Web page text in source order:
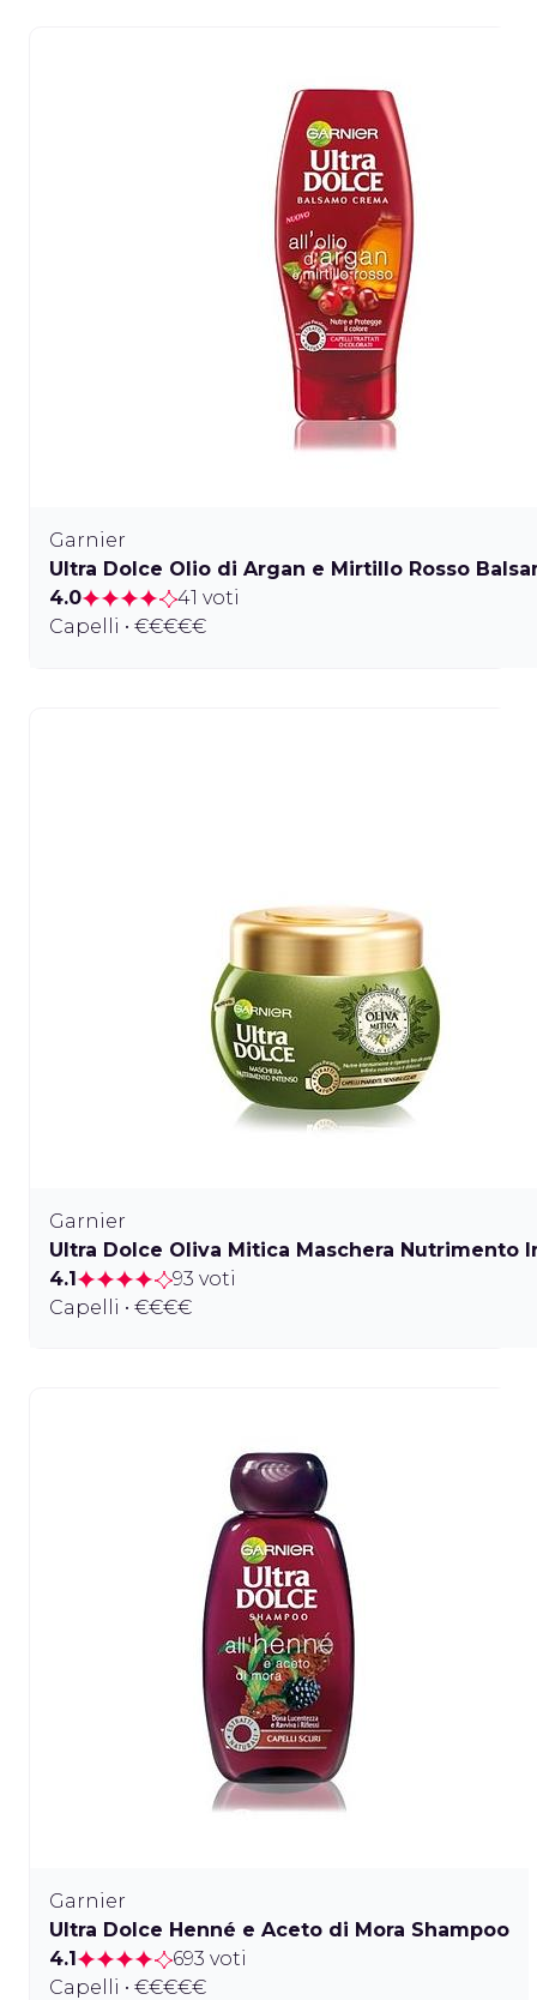
Garnier
Ultra Dolce Olio di Argan e Mirtillo Rosso
4.0
41 voti
Capelli • €€€€€
Garnier
Ultra Dolce Oliva Mitica Maschera Nutrimento
4.1
93 voti
Capelli • €€€€
Garnier
Ultra Dolce Henné e Aceto di Mora Shampoo
4.1
693 voti
Capelli • €€€€€